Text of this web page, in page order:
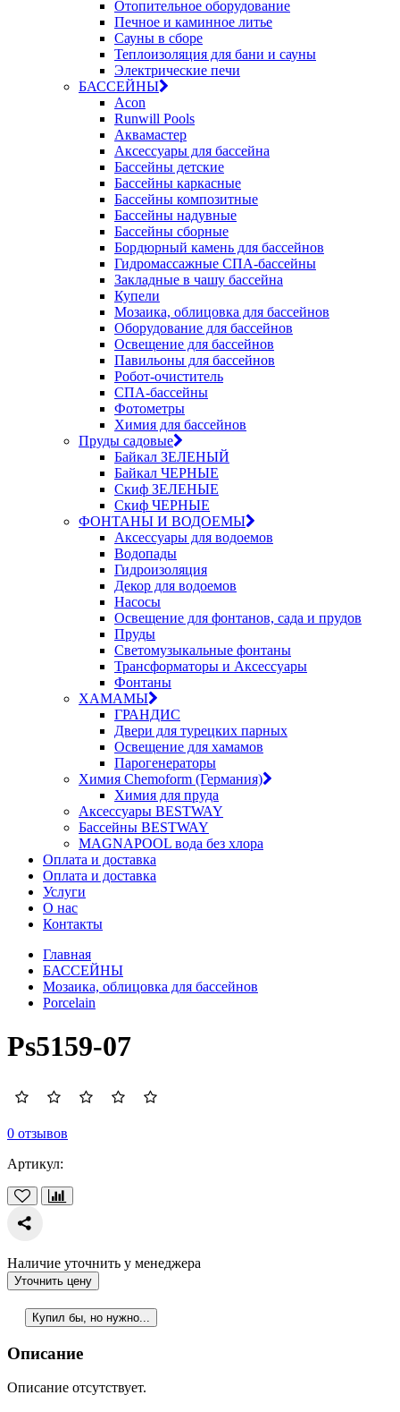
Отопительное оборудование
Печное и каминное литье
Сауны в сборе
Теплоизоляция для бани и сауны
Электрические печи
БАССЕЙНЫ
Acon
Runwill Pools
Аквамастер
Аксессуары для бассейна
Бассейны детские
Бассейны каркасные
Бассейны композитные
Бассейны надувные
Бассейны сборные
Бордюрный камень для бассейнов
Гидромассажные СПА-бассейны
Закладные в чашу бассейна
Купели
Мозаика, облицовка для бассейнов
Оборудование для бассейнов
Освещение для бассейнов
Павильоны для бассейнов
Робот-очиститель
СПА-бассейны
Фотометры
Химия для бассейнов
Пруды садовые
Байкал ЗЕЛЕНЫЙ
Байкал ЧЕРНЫЕ
Скиф ЗЕЛЕНЫЕ
Скиф ЧЕРНЫЕ
ФОНТАНЫ И ВОДОЕМЫ
Аксессуары для водоемов
Водопады
Гидроизоляция
Декор для водоемов
Насосы
Освещение для фонтанов, сада и прудов
Пруды
Светомузыкальные фонтаны
Трансформаторы и Аксессуары
Фонтаны
ХАМАМЫ
ГРАНДИС
Двери для турецких парных
Освещение для хамамов
Парогенераторы
Химия Chemoform (Германия)
Химия для пруда
Аксессуары BESTWAY
Бассейны BESTWAY
MAGNAPOOL вода без хлора
Оплата и доставка
Оплата и доставка
Услуги
О нас
Контакты
Главная
БАССЕЙНЫ
Мозаика, облицовка для бассейнов
Porcelain
Ps5159-07
0 отзывов
Артикул:
Наличие уточнить у менеджера
Уточнить цену
Купил бы, но нужно...
Описание
Описание отсутствует.